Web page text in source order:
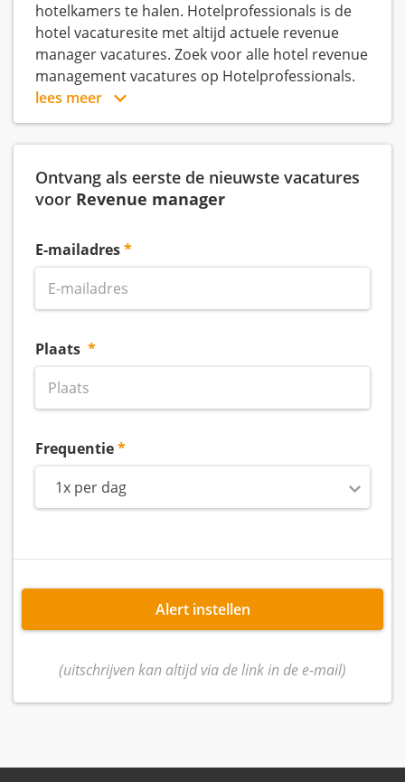
hotelkamers te halen. Hotelprofessionals is de
hotel vacaturesite met altijd actuele revenue
manager vacatures. Zoek voor alle hotel revenue
management vacatures op Hotelprofessionals.
lees meer
Ontvang als eerste de nieuwste vacatures
voor Revenue manager
E-mailadres
Plaats
Frequentie
1x per dag
Alert instellen
(uitschrijven kan altijd via de link in de e-mail)